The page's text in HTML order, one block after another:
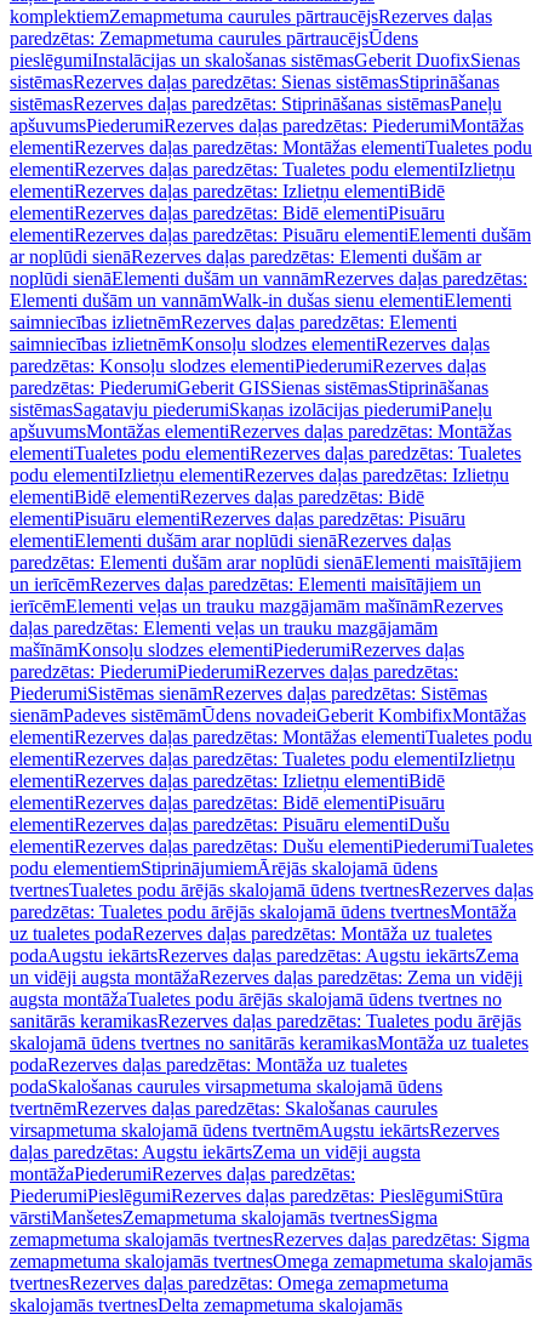
komplektiemZemapmetuma caurules pārtraucējsRezerves daļas
paredzētas: Zemapmetuma caurules pārtraucējsŪdens
pieslēgumiInstalācijas un skalošanas sistēmasGeberit DuofixSienas
sistēmasRezerves daļas paredzētas: Sienas sistēmasStiprināšanas
sistēmasRezerves daļas paredzētas: Stiprināšanas sistēmasPaneļu
apšuvumsPiederumiRezerves daļas paredzētas: PiederumiMontāžas
elementiRezerves daļas paredzētas: Montāžas elementiTualetes podu
elementiRezerves daļas paredzētas: Tualetes podu elementiIzlietņu
elementiRezerves daļas paredzētas: Izlietņu elementiBidē
elementiRezerves daļas paredzētas: Bidē elementiPisuāru
elementiRezerves daļas paredzētas: Pisuāru elementiElementi dušām
ar noplūdi sienāRezerves daļas paredzētas: Elementi dušām ar
noplūdi sienāElementi dušām un vannāmRezerves daļas paredzētas:
Elementi dušām un vannāmWalk-in dušas sienu elementiElementi
saimniecības izlietnēmRezerves daļas paredzētas: Elementi
saimniecības izlietnēmKonsoļu slodzes elementiRezerves daļas
paredzētas: Konsoļu slodzes elementiPiederumiRezerves daļas
paredzētas: PiederumiGeberit GISSienas sistēmasStiprināšanas
sistēmasSagatavju piederumiSkaņas izolācijas piederumiPaneļu
apšuvumsMontāžas elementiRezerves daļas paredzētas: Montāžas
elementiTualetes podu elementiRezerves daļas paredzētas: Tualetes
podu elementiIzlietņu elementiRezerves daļas paredzētas: Izlietņu
elementiBidē elementiRezerves daļas paredzētas: Bidē
elementiPisuāru elementiRezerves daļas paredzētas: Pisuāru
elementiElementi dušām arar noplūdi sienāRezerves daļas
paredzētas: Elementi dušām arar noplūdi sienāElementi maisītājiem
un ierīcēmRezerves daļas paredzētas: Elementi maisītājiem un
ierīcēmElementi veļas un trauku mazgājamām mašīnāmRezerves
daļas paredzētas: Elementi veļas un trauku mazgājamām
mašīnāmKonsoļu slodzes elementiPiederumiRezerves daļas
paredzētas: PiederumiPiederumiRezerves daļas paredzētas:
PiederumiSistēmas sienāmRezerves daļas paredzētas: Sistēmas
sienāmPadeves sistēmāmŪdens novadeiGeberit KombifixMontāžas
elementiRezerves daļas paredzētas: Montāžas elementiTualetes podu
elementiRezerves daļas paredzētas: Tualetes podu elementiIzlietņu
elementiRezerves daļas paredzētas: Izlietņu elementiBidē
elementiRezerves daļas paredzētas: Bidē elementiPisuāru
elementiRezerves daļas paredzētas: Pisuāru elementiDušu
elementiRezerves daļas paredzētas: Dušu elementiPiederumiTualetes
podu elementiemStiprinājumiemĀrējās skalojamā ūdens
tvertnesTualetes podu ārējās skalojamā ūdens tvertnesRezerves daļas
paredzētas: Tualetes podu ārējās skalojamā ūdens tvertnesMontāža
uz tualetes podaRezerves daļas paredzētas: Montāža uz tualetes
podaAugstu iekārtsRezerves daļas paredzētas: Augstu iekārtsZema
un vidēji augsta montāžaRezerves daļas paredzētas: Zema un vidēji
augsta montāžaTualetes podu ārējās skalojamā ūdens tvertnes no
sanitārās keramikasRezerves daļas paredzētas: Tualetes podu ārējās
skalojamā ūdens tvertnes no sanitārās keramikasMontāža uz tualetes
podaRezerves daļas paredzētas: Montāža uz tualetes
podaSkalošanas caurules virsapmetuma skalojamā ūdens
tvertnēmRezerves daļas paredzētas: Skalošanas caurules
virsapmetuma skalojamā ūdens tvertnēmAugstu iekārtsRezerves
daļas paredzētas: Augstu iekārtsZema un vidēji augsta
montāžaPiederumiRezerves daļas paredzētas:
PiederumiPieslēgumiRezerves daļas paredzētas: PieslēgumiStūra
vārstiManšetesZemapmetuma skalojamās tvertnesSigma
zemapmetuma skalojamās tvertnesRezerves daļas paredzētas: Sigma
zemapmetuma skalojamās tvertnesOmega zemapmetuma skalojamās
tvertnesRezerves daļas paredzētas: Omega zemapmetuma
skalojamās tvertnesDelta zemapmetuma skalojamās